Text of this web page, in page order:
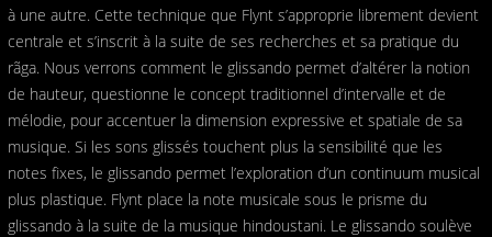
à une autre. Cette technique que Flynt s’approprie librement devient
centrale et s’inscrit à la suite de ses recherches et sa pratique du
rãga. Nous verrons comment le glissando permet d’altérer la notion
de hauteur, questionne le concept traditionnel d’intervalle et de
mélodie, pour accentuer la dimension expressive et spatiale de sa
musique. Si les sons glissés touchent plus la sensibilité que les
notes fixes, le glissando permet l’exploration d’un continuum musical
plus plastique. Flynt place la note musicale sous le prisme du
glissando à la suite de la musique hindoustani. Le glissando soulève